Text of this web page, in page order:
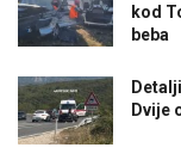
kod
beba
Dvije